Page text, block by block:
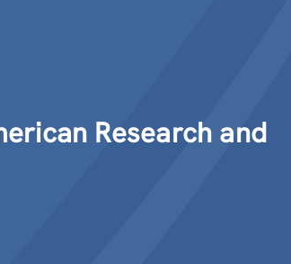
Research and